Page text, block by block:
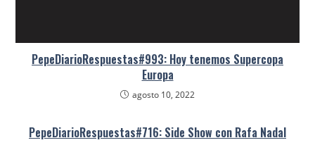
PepeDiarioRespuestas#993: Hoy tenemos Supercopa
Europa
agosto 10, 2022
PepeDiarioRespuestas#716: Side Show con Rafa Nadal